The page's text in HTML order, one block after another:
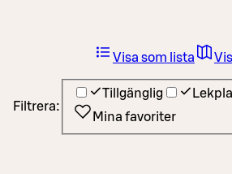
Filtrera:
Tillgänglig
Mina favoriter
Visa som lista